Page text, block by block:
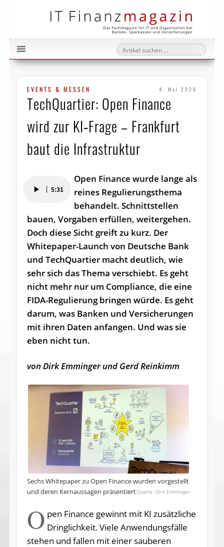
EVENTS & MESSEN 4. Mai 2026
TechQuartier: Open Finance
wird zur KI‑Frage – Frankfurt
baut die Infrastruktur
Player 5:31
Open Finance wurde lange als
reines Regulierungsthema
behandelt. Schnittstellen
bauen, Vorgaben erfüllen, weitergehen.
Doch diese Sicht greift zu kurz. Der
Whitepaper-Launch von Deutsche Bank
und TechQuartier macht deutlich, wie
sehr sich das Thema verschiebt. Es geht
nicht mehr nur um Compliance, die eine
FIDA-Regulierung bringen würde. Es geht
darum, was Banken und Versicherungen
mit ihren Daten anfangen. Und was sie
eben nicht tun.
von Dirk Emminger und Gerd Reinkimm
Sechs Whitepaper zu Open Finance wurden vorgestellt
und deren Kernaussagen präsentiert
Dirk Emminger
O pen Finance gewinnt mit KI zusätzliche
Dringlichkeit. Viele Anwendungsfälle
stehen und fallen mit einer sauberen